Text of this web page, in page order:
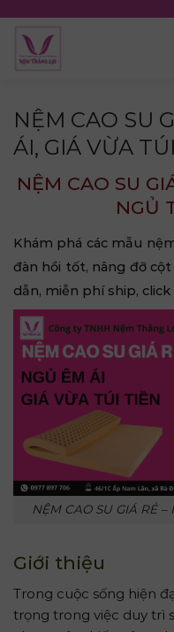
content
NỆM CAO SU
ÁI, GIÁ VỪA
NỆM CAO SU
NGỦ
Khám phá các mẫu
đàn hồi tốt, nâng đỡ
dẫn, miễn phí ship,
NỆM CAO SU GIÁ RẺ –
Giới thiệu
Trong cuộc sống hiện
trọng trong việc duy trì